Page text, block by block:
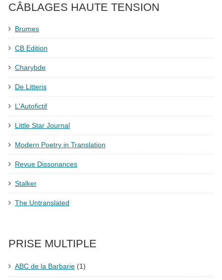
CÂBLAGES HAUTE TENSION
Brumes
CB Edition
Charybde
De Litteris
L'Autofictif
Little Star Journal
Modern Poetry in Translation
Revue Dissonances
Stalker
The Untranslated
PRISE MULTIPLE
ABC de la Barbarie (1)